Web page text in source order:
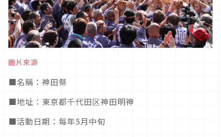
圖片來源
■名稱：神田祭
■地址：東京都千代田区神田明神
■活動日期 ：每年5月中旬